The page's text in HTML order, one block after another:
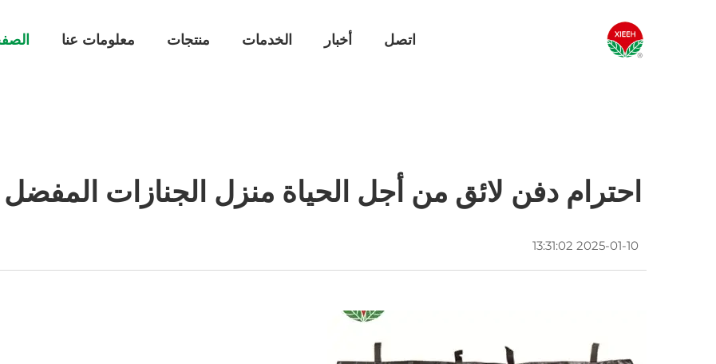
معلومات عنا منتجات الخدمات أخبار اتصل
احترام دفن لائق من أجل الحياة منزل الجنازات المفضل
2025-01-10 13:31:02